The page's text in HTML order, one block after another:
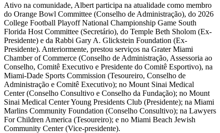
Ativo na comunidade, Albert participa na atualidade como membro
do Orange Bowl Committee (Conselho de Administração), do 2026
College Football Playoff National Championship Game South
Florida Host Committee (Secretário), do Temple Beth Sholom (Ex-
Presidente) e da Rabbi Gary A. Glickstein Foundation (Ex-
Presidente). Anteriormente, prestou serviços na Grater Miami
Chamber of Commerce (Conselho de Administração, Assessoria ao
Conselho, Comitê Executivo e Presidente do Comitê Esportivo), na
Miami-Dade Sports Commission (Tesoureiro, Conselho de
Administração e Comitê Executivo); no Mount Sinai Medical
Center (Conselho Consultivo e Conselho da Fundação); no Mount
Sinai Medical Center Young Presidents Club (Presidente); na Miami
Marlins Community Foundation (Conselho Consultivo); na Lawyers
For Children America (Tesoureiro); e no Miami Beach Jewish
Community Center (Vice-presidente).